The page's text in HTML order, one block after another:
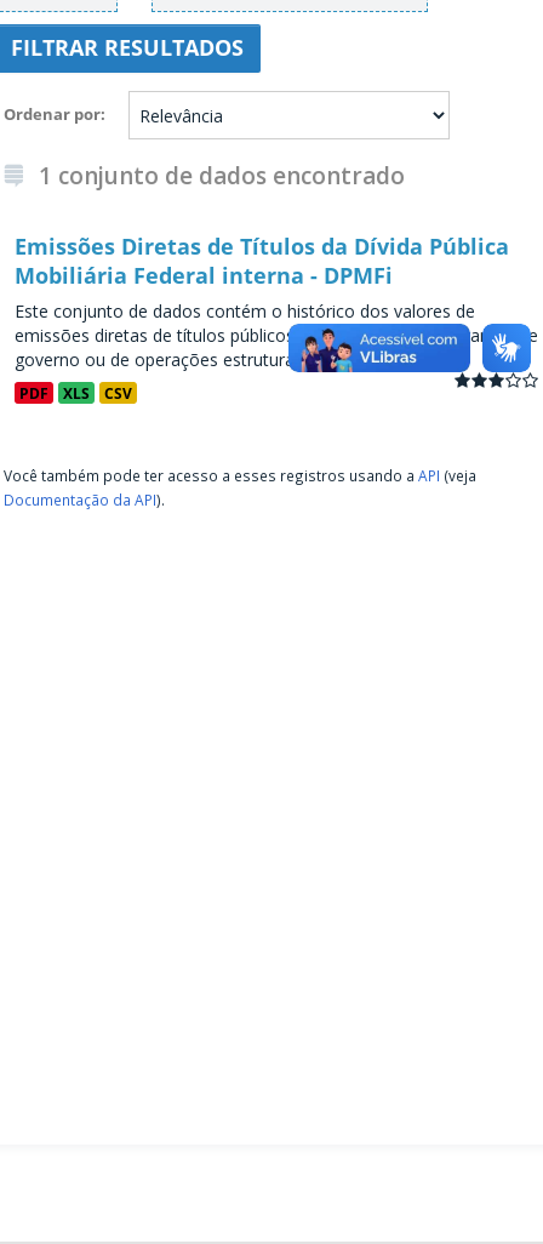
FILTRAR RESULTADOS
Ordenar por
1 conjunto de dados encontrado
Emissões Diretas de Títulos da Dívida Pública
Mobiliária Federal interna - DPMFi
Este conjunto de dados contém o histórico dos valores de
emissões diretas de títulos públicos, decorrentes de programas de
governo ou de operações estruturadas, a partir de...
PDF XLS CSV
Você também pode ter acesso a esses registros usando a API (veja
Documentação da API).